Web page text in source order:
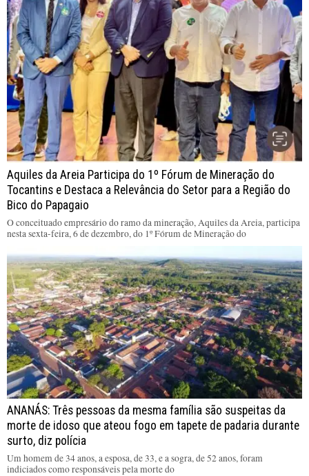
Aquiles da Areia Participa do 1º Fórum de Mineração do
Tocantins e Destaca a Relevância do Setor para a Região do
Bico do Papagaio
O conceituado empresário do ramo da mineração, Aquiles da Areia, participa
nesta sexta-feira, 6 de dezembro, do 1º Fórum de Mineração do
ANANÁS: Três pessoas da mesma família são suspeitas da
morte de idoso que ateou fogo em tapete de padaria durante
surto, diz polícia
Um homem de 34 anos, a esposa, de 33, e a sogra, de 52 anos, foram
indiciados como responsáveis pela morte do